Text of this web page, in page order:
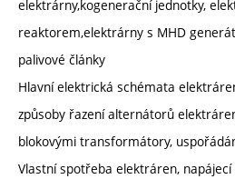
elektrárny,kogenerační jednotky,
reaktorem,elektrárny s MHD
palivové články
Hlavní elektrická schémata
způsoby řazení alternátorů
blokovými transformátory,
Vlastní spotřeba elektráren,